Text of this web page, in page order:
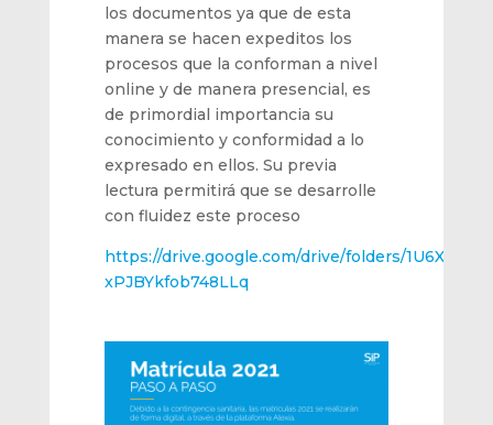
los documentos ya que de esta
manera se hacen expeditos los
procesos que la conforman a nivel
online y de manera presencial, es
de primordial importancia su
conocimiento y conformidad a lo
expresado en ellos. Su previa
lectura permitirá que se desarrolle
con fluidez este proceso
https://drive.google.com/drive/folders/
xPJBYkfob748LLq